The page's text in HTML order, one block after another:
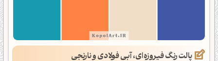
پالت رنگ فیروزه‌ای، آبی فولادی و نارنجی